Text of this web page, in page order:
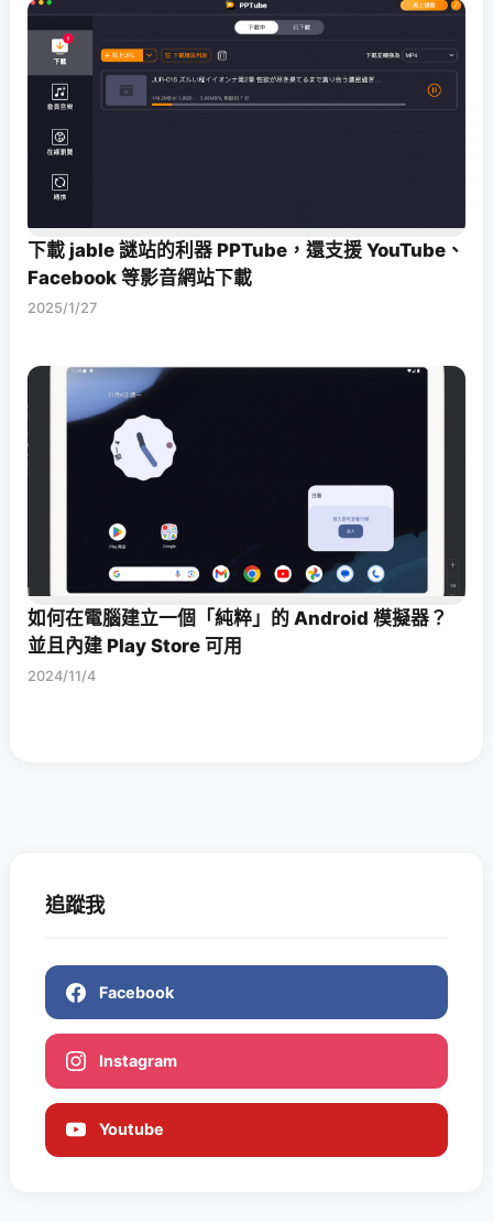
下載 jable 謎站的利器 PPTube，還支援 YouTube、
Facebook 等影音網站下載
2025/1/27
如何在電腦建立一個「純粹」的 Android 模擬器？
並且內建 Play Store 可用
2024/11/4
追蹤我
Facebook
Instagram
Youtube